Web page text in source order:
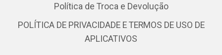
Política de Troca e Devolução
POLÍTICA DE PRIVACIDADE E TERMOS DE USO DE
APLICATIVOS